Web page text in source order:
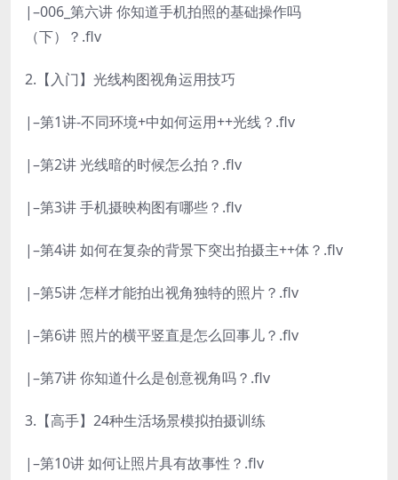
|–006_第六讲 你知道手机拍照的基础操作吗
（下）？.flv
2.【入门】光线构图视角运用技巧
|–第1讲-不同环境+中如何运用++光线？.flv
|–第2讲 光线暗的时候怎么拍？.flv
|–第3讲 手机摄映构图有哪些？.flv
|–第4讲 如何在复杂的背景下突出拍摄主++体？.flv
|–第5讲 怎样才能拍出视角独特的照片？.flv
|–第6讲 照片的横平竖直是怎么回事儿？.flv
|–第7讲 你知道什么是创意视角吗？.flv
3.【高手】24种生活场景模拟拍摄训练
|–第10讲 如何让照片具有故事性？.flv